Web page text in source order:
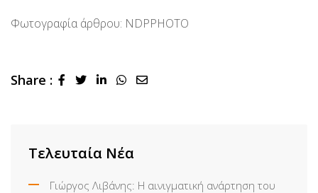
Φωτογραφία άρθρου: NDPPHOTO
Share : LinkedInWhatsapp
Share
Τελευταία Νέα
Γιώργος Λιβάνης: Η αινιγματική ανάρτηση του